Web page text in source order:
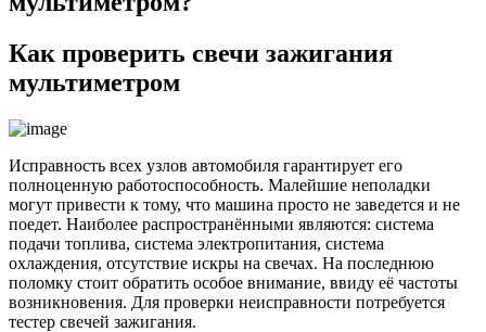
Как проверить свечи зажигания
мультиметром
Исправность всех узлов автомобиля гарантирует его
полноценную работоспособность. Малейшие неполадки
могут привести к тому, что машина просто не заведется и не
поедет. Наиболее распространёнными являются: система
подачи топлива, система электропитания, система
охлаждения, отсутствие искры на свечах. На последнюю
поломку стоит обратить особое внимание, ввиду её частоты
возникновения. Для проверки неисправности потребуется
тестер свечей зажигания.